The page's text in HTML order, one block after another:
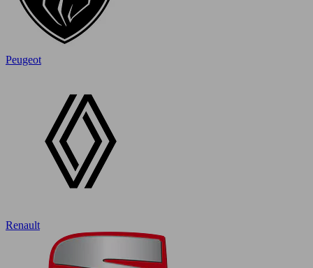
Peugeot
Renault